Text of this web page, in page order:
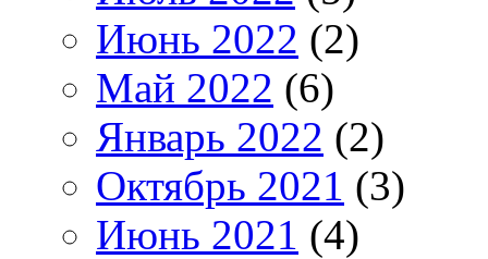
Июнь 2022 (2)
Май 2022 (6)
Январь 2022 (2)
Октябрь 2021 (3)
Июнь 2021 (4)